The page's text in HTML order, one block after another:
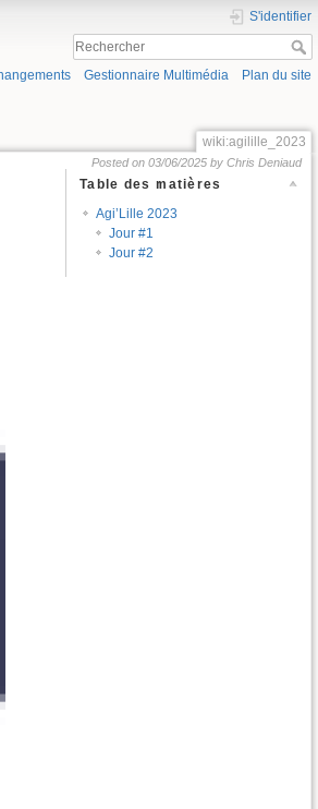
S'identifier
Gestionnaire Multimédia Plan du site
wiki:agilille_2023
Posted on 03/06/2025 by Chris Deniaud
Table des matières
Agi’Lille 2023
Jour #1
Jour #2